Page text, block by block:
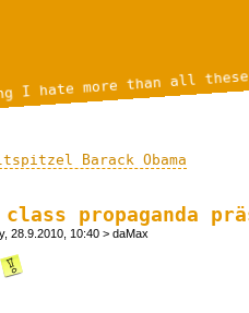
I hate more than all
Barack Obama
class propaganda
28.9.2010, 10:40 > daMax